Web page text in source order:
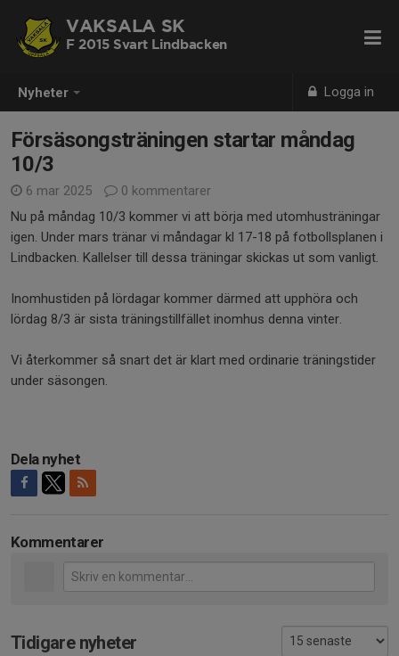
Nyheter Logga in
VAKSALA SK
F 2015 Svart Lindbacken
Försäsongsträningen startar måndag
10/3
6 mar 2025
0 kommentarer
Nu på måndag 10/3 kommer vi att börja med utomhusträningar
igen. Under mars tränar vi måndagar kl 17-18 på fotbollsplanen i
Lindbacken. Kallelser till dessa träningar skickas ut som vanligt.
Inomhustiden på lördagar kommer därmed att upphöra och
lördag 8/3 är sista träningstillfället inomhus denna vinter.
Vi återkommer så snart det är klart med ordinarie träningstider
under säsongen.
Dela nyhet
Kommentarer
Tidigare nyheter